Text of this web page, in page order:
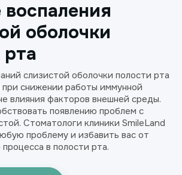
оболочки
рта
слизистой оболочки полости рта
при снижении работы иммунной
влияния факторов внешней среды.
появлению проблем с
Стоматологи клиники SmileLand
проблему и избавить вас от
в полости рта.